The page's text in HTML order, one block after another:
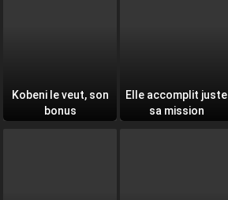
Kobeni le veut, son
bonus
Elle accomplit juste
sa mission